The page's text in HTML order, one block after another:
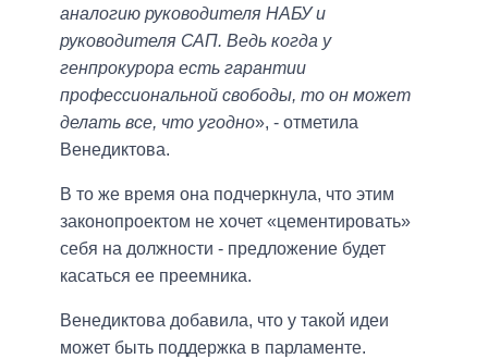
аналогию руководителя НАБУ и
руководителя САП. Ведь когда у
генпрокурора есть гарантии
профессиональной свободы, то он может
делать все, что угодно», - отметила
Венедиктова.
В то же время она подчеркнула, что этим
законопроектом не хочет «цементировать»
себя на должности - предложение будет
касаться ее преемника.
Венедиктова добавила, что у такой идеи
может быть поддержка в парламенте.